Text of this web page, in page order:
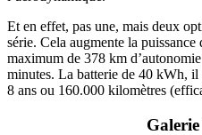
Et en effet, pas une, mais deux
série. Cela augmente la
maximum de 378 km
minutes. La batterie de 40 kWh, il
8 ans ou 160.000 kilomètres